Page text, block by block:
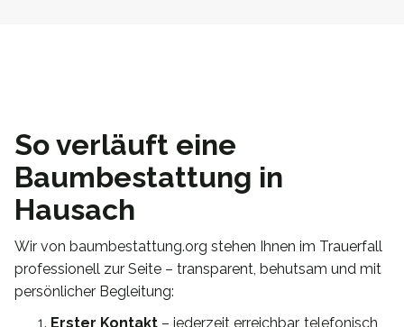
So verläuft eine
Baumbestattung in
Hausach
Wir von baumbestattung.org stehen Ihnen im Trauerfall
professionell zur Seite – transparent, behutsam und mit
persönlicher Begleitung:
Erster Kontakt – jederzeit erreichbar, telefonisch